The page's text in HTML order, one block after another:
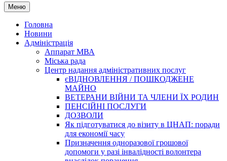
Меню Skip
to
content
Головна
Новини
Адміністрація
Аппарат МВА
Міська рада
Центр надання адміністративних послуг
єВІДНОВЛЕННЯ / ПОШКОДЖЕНЕ
МАЙНО
ВЕТЕРАНИ ВІЙНИ ТА ЧЛЕНИ ЇХ РОДИН
ПЕНСІЙНІ ПОСЛУГИ
ДОЗВОЛИ
Як підготуватися до візиту в ЦНАП: поради
для економії часу
Призначення одноразової грошової
допомоги у разі інвалідності волонтера